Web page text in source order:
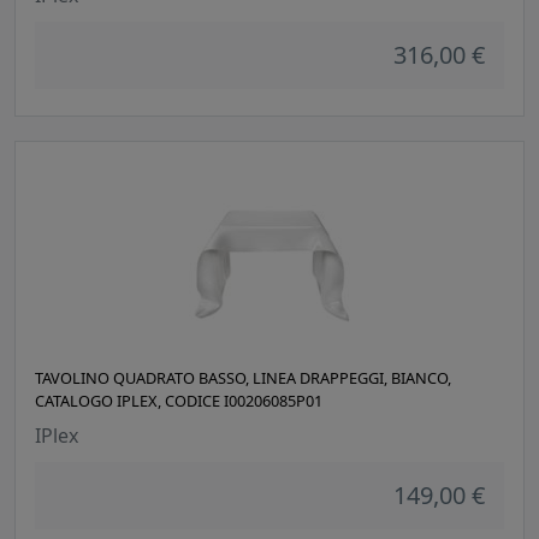
316,00 €
TAVOLINO QUADRATO BASSO, LINEA DRAPPEGGI, BIANCO,
CATALOGO IPLEX, CODICE I00206085P01
IPlex
149,00 €